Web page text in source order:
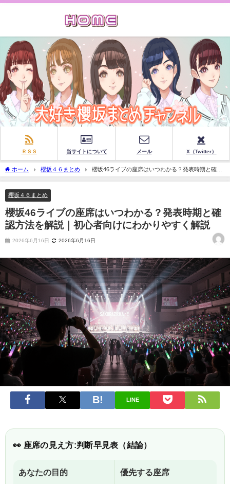
ＲＳＳ 当サイトについて メール X（Twitter）
ホーム 櫻坂４６まとめ
櫻坂46ライブの座席はいつわかる？発表時期と確認
方法を解説｜初心者向けにわかりやすく解説
櫻坂４６まとめ
櫻坂46ライブの座席はいつわかる？発表時期と確
認方法を解説｜初心者向けにわかりやすく解説
2026年6月16日 2026年6月16日
LINE
👀 座席の見え方:判断早見表（結論）
あなたの目的 優先する座席